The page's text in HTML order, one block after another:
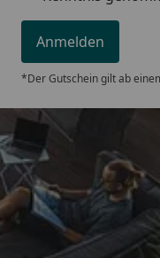
Anmelden
*Der Gutschein gilt ab